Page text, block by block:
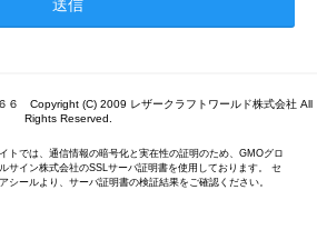
６ Copyright (C) 2009 レザークラフトワールド株式会社 All
Rights Reserved.
トでは、通信情報の暗号化と実在性の証明のため、GMOグロ
サイン株式会社のSSLサーバ証明書を使用しております。 セ
シールより、サーバ証明書の検証結果をご確認ください。